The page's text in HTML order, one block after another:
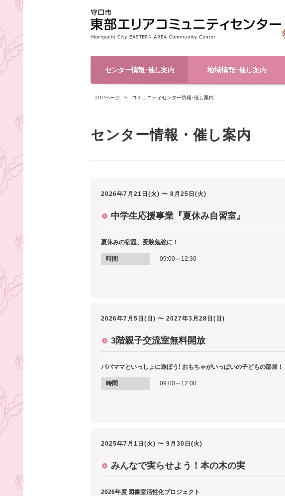
センター情報･催し案内 地域情報･催し案内
TOPページ コミュニティセンター情報･催し案内
センター情報・催し案内
2026年7月21日(火) 〜 8月25日(火)
中学生応援事業『夏休み自習室』
夏休みの宿題、受験勉強に！
時間 09:00～12:30
2026年7月5日(日) 〜 2027年3月28日(日)
3階親子交流室無料開放
パバママといっしょに遊ぼう! おもちゃがいっぱいの子どもの部屋！
時間 09:00～12:00
2025年7月1日(火) 〜 9月30日(火)
みんなで実らせよう！本の木の実
2026年度 図書室活性化プロジェクト